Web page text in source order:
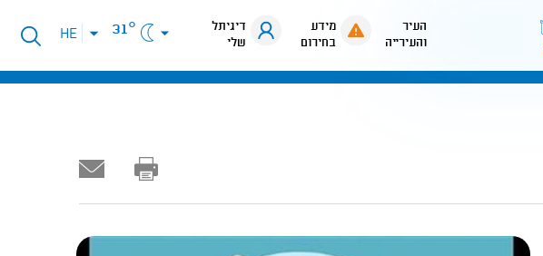
העיר
והעירייה
מידע
בחירום
דיגיתל
שלי
31°
פתיחת
תפריט
HE